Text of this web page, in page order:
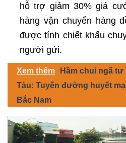
hỗ trợ giảm 30% giá
hàng vận chuyển hàng
được tính chiết khấu
người gửi.
Xem thêm
Hầm chui ngã tư
Tàu: Tuyến đường huyết
Bắc Nam